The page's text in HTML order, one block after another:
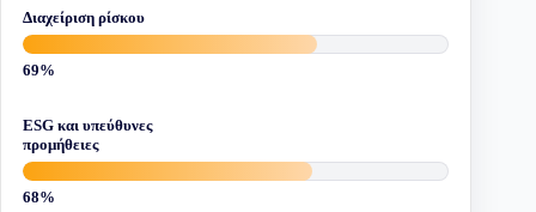
Διαχείριση ρίσκου
69%
ESG και υπεύθυνες
προμήθειες
68%